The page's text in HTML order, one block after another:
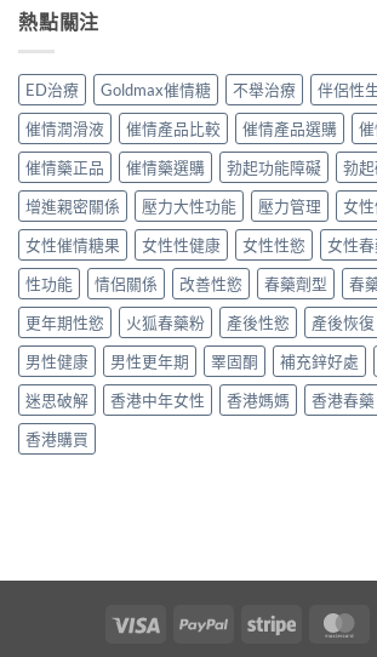
得
分
中
真
分
享〉
中
果
港
用
家
真
實
評
價
與
用
指
南〉
中
果
進
口
高
級
催
情
液
真
實
用
評
價〉
中
爽
男
催
猛
藥
效
果
如
何？
香
港
家
真
實
評
價
與
安
全
熱點關注
ED治療 Goldmax催情糖 不舉治療 伴侶性
催情潤滑液
催情產品比較 催情產品選購
催情藥正品
催情藥選購 勃起功能障礙 勃
增進親密關係
壓力大性功能 壓力管理
女
女性催情糖果
女性性健康 女性性慾 女性春
性功能
情侶關係 改善性慾 春藥劑型 春
更年期性慾
火狐春藥粉 產後性慾 產後恢復
男性健康
男性更年期 睪固酮 補充鋅好處
迷思破解
香港中年女性 香港媽媽 香港春藥
香港購買
Visa PayPal Stripe